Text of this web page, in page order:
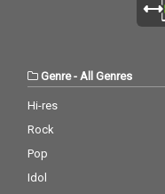
Genre-All Genres
Hi-res
Rock
Pop
Idol